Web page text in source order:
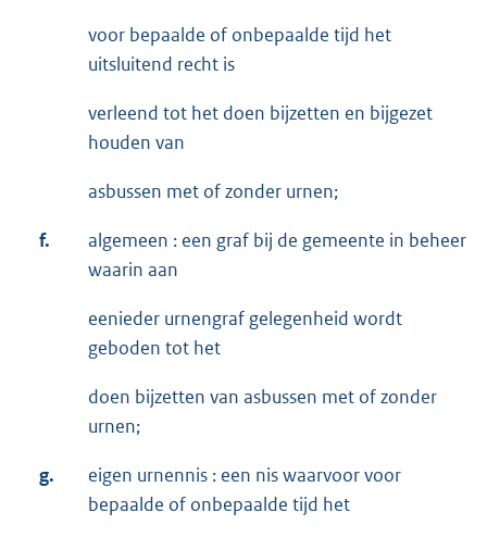
voor bepaalde of onbepaalde tijd het
uitsluitend recht is
verleend tot het doen bijzetten en bijgezet
houden van
asbussen met of zonder urnen;
f.
algemeen : een graf bij de gemeente in beheer
waarin aan
eenieder urnengraf gelegenheid wordt
geboden tot het
doen bijzetten van asbussen met of zonder
urnen;
g.
eigen urnennis : een nis waarvoor voor
bepaalde of onbepaalde tijd het